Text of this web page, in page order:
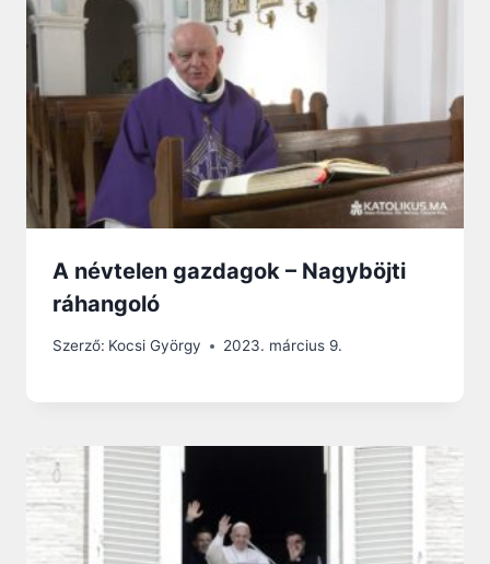
A névtelen gazdagok – Nagyböjti
ráhangoló
Szerző: Kocsi György 2023. március 9.